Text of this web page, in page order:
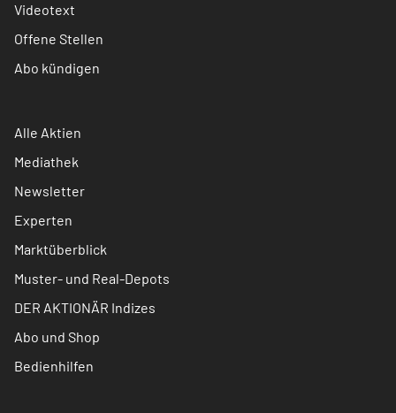
Videotext
Offene Stellen
Abo kündigen
Alle Aktien
Mediathek
Newsletter
Experten
Marktüberblick
Muster- und Real-Depots
DER AKTIONÄR Indizes
Abo und Shop
Bedienhilfen